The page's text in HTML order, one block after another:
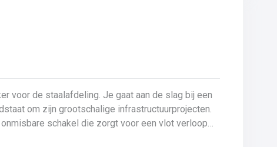
voor de staalafdeling. Je gaat aan de slag bij een
om zijn grootschalige infrastructuurprojecten.
schakel die zorgt voor een vlot verloop